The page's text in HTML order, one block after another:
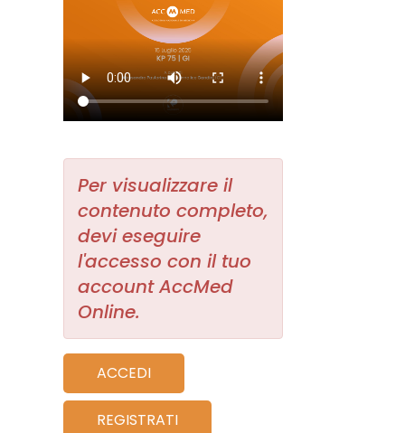
Per visualizzare il
contenuto completo,
devi eseguire
l'accesso con il tuo
account AccMed
Online.
ACCEDI
REGISTRATI